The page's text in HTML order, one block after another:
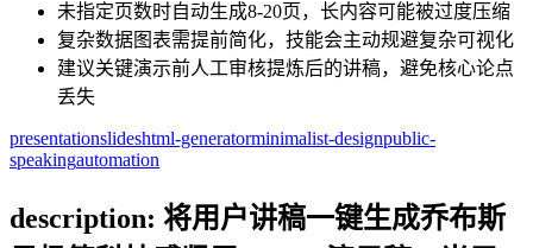
未指定页数时自动生成8-20页，长内容可能被过度压缩
复杂数据图表需提前简化，技能会主动规避复杂可视化
建议关键演示前人工审核提炼后的讲稿，避免核心论点
丢失
presentationslideshtml-generatorminimalist-designpublic-
speakingautomation
description: 将用户讲稿一键生成乔布斯